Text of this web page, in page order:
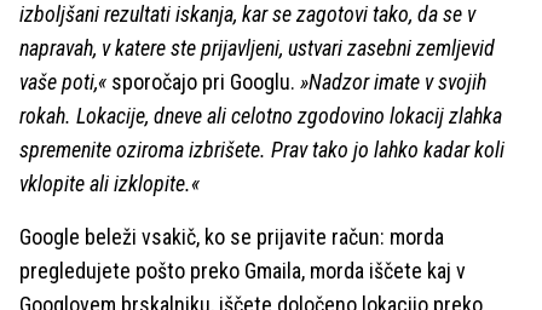
izboljšani rezultati iskanja, kar se zagotovi tako, da se v
napravah, v katere ste prijavljeni, ustvari zasebni zemljevid
vaše poti,« sporočajo pri Googlu. »Nadzor imate v svojih
rokah. Lokacije, dneve ali celotno zgodovino lokacij zlahka
spremenite oziroma izbrišete. Prav tako jo lahko kadar koli
vklopite ali izklopite.«
Google beleži vsakič, ko se prijavite račun: morda
pregledujete pošto preko Gmaila, morda iščete kaj v
Googlovem brskalniku, iščete določeno lokacijo preko